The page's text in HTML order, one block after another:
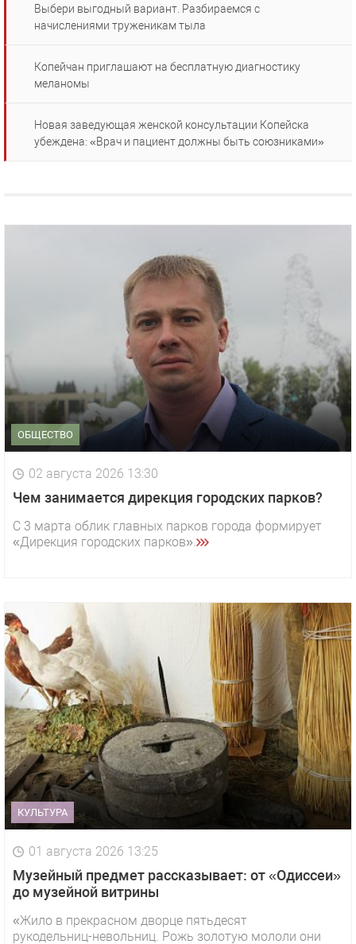
Выбери выгодный вариант. Разбираемся с
начислениями труженикам тыла
Копейчан приглашают на бесплатную диагностику
меланомы
Новая заведующая женской консультации Копейска
убеждена: «Врач и пациент должны быть союзниками»
ОБЩЕСТВО
02 августа 2026 13:30
Чем занимается дирекция городских парков?
С 3 марта облик главных парков города формирует
«Дирекция городских парков».
КУЛЬТУРА
01 августа 2026 13:25
Музейный предмет рассказывает: от «Одиссеи»
до музейной витрины
«Жило в прекрасном дворце пятьдесят
рукодельниц-невольниц. Рожь золотую мололи они